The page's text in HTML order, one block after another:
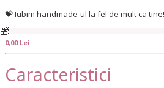
💝 Iubim handmade-ul la fel de mult ca
🎁
0,00 Lei
Caracteristici